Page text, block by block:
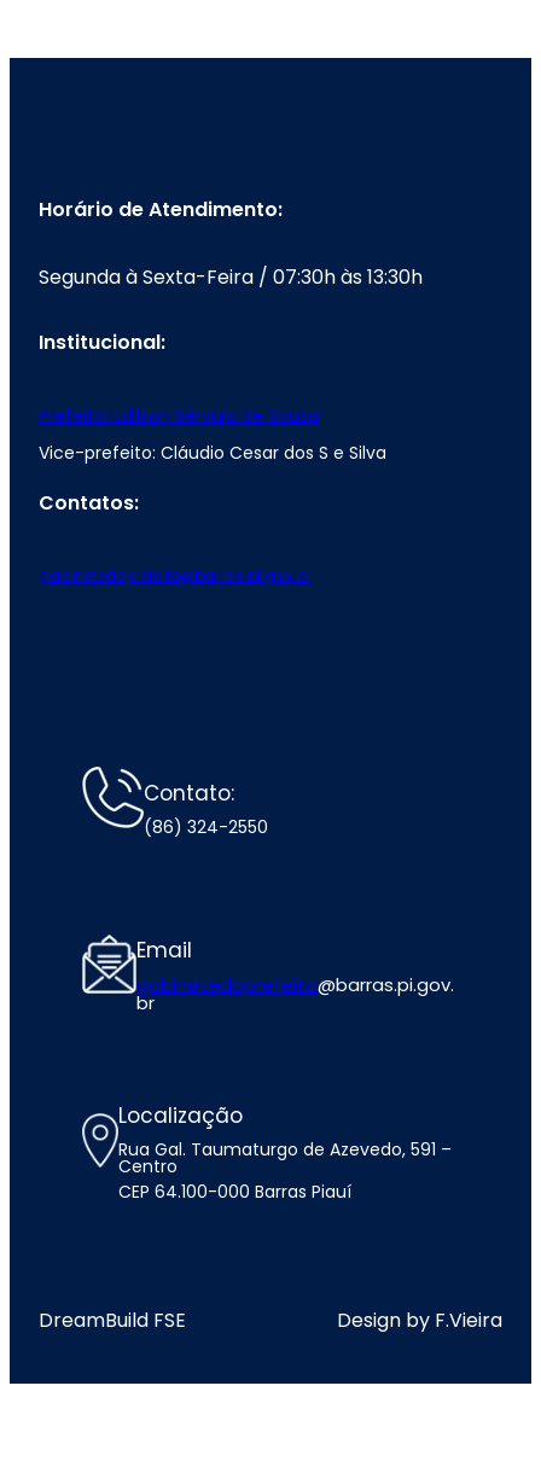
Horário de Atendimento:
Segunda à Sexta-Feira / 07:30h às 13:30h
Institucional:
Prefeito: Edilson Sérvulo de Sousa
Vice-prefeito: Cláudio Cesar dos S e Silva
Contatos:
gabinetedoprefeito@barras.pi.gov.br
Contato:
(86) 324-2550
Email
gabinetedoprefeito@barras.pi.gov.
br
Localização
Rua Gal. Taumaturgo de Azevedo, 591 –
Centro
CEP 64.100-000 Barras Piauí
DreamBuild FSE Design by F.Vieira